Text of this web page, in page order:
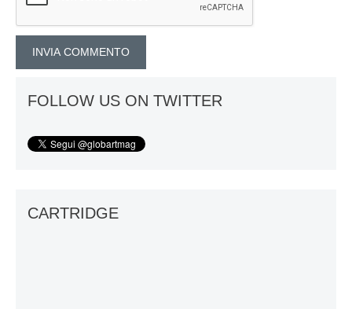
FOLLOW US ON TWITTER
CARTRIDGE